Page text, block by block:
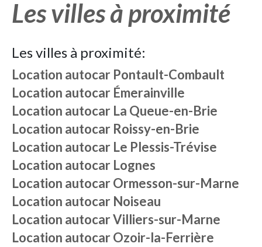
Les villes à proximité
Les villes à proximité:
Location autocar Pontault-Combault
Location autocar Émerainville
Location autocar La Queue-en-Brie
Location autocar Roissy-en-Brie
Location autocar Le Plessis-Trévise
Location autocar Lognes
Location autocarOrmesson-sur-Marne
Location autocar Noiseau
Location autocarVilliers-sur-Marne
Location autocarOzoir-la-Ferrière